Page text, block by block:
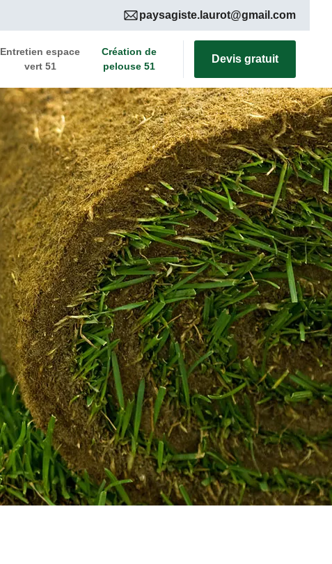
paysagiste.laurot@gmail.com
Entretien espace
vert 51
Création de
pelouse 51
Devis gratuit